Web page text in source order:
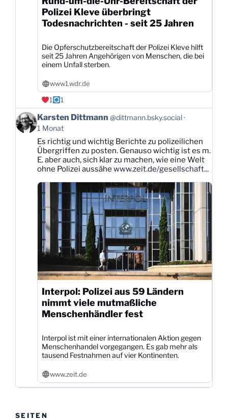
Polizei Kleve überbringt
Todesnachrichten - seit 25 Jahren
Die Opferschutzbereitschaft der Polizei Kleve hilft
seit 25 Jahren Angehörigen von Menschen, die bei
einem Unfall sterben.
www1.wdr.de
1
1
Beitrag
von
Karsten
Dittmann
Bluesky
ansehen
Karsten Dittmann @dittmann.bsky.social
1 Monat
Es richtig und wichtig Berichte zu polizeilichen
Übergriffen zu posten. Genauso wichtig ist es m.
E. aber auch, sich klar zu machen, wie eine Welt
ohne Polizei aussähe www.zeit.de/gesellschaft...
Interpol: Polizei aus 59 Ländern
nimmt viele mutmaßliche
Menschenhändler fest
Interpol ist mit einer internationalen Aktion gegen
Menschenhandel vorgegangen. Es gab mehr als
tausend Festnahmen auf vier Kontinenten.
www.zeit.de
SEITEN